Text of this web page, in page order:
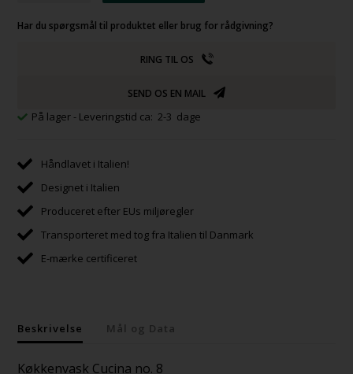
Har du spørgsmål til produktet eller brug for rådgivning?
RING TIL OS
SEND OS EN MAIL
På lager - Leveringstid ca: 2-3 dage
Håndlavet i Italien!
Designet i Italien
Produceret efter EUs miljøregler
Transporteret med tog fra Italien til Danmark
E-mærke certificeret
Beskrivelse Mål og Data
Køkkenvask Cucina no. 8